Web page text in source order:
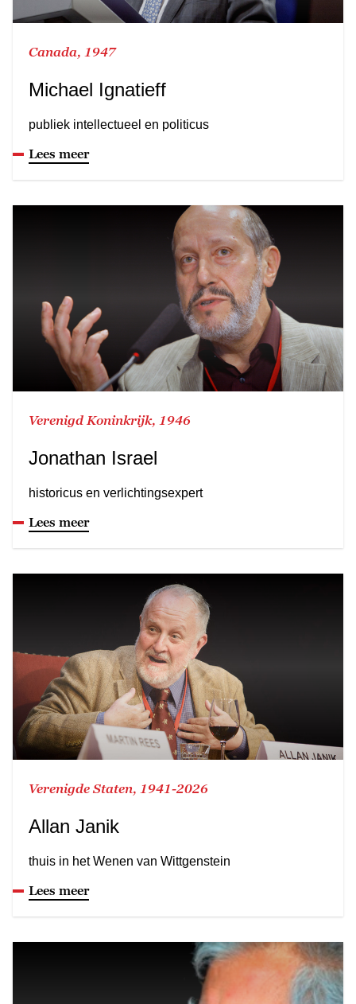
Canada, 1947
Michael Ignatieff
publiek intellectueel en politicus
Lees meer
Verenigd Koninkrijk, 1946
Jonathan Israel
historicus en verlichtingsexpert
Lees meer
Verenigde Staten, 1941-2026
Allan Janik
thuis in het Wenen van Wittgenstein
Lees meer